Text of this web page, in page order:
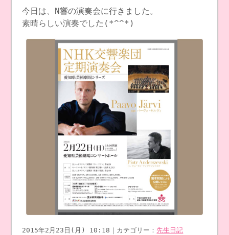
今日は、N響の演奏会に行きました。
素晴らしい演奏でした(*^^*)
2015年2月23日(月) 10:18｜カテゴリー：先生日記